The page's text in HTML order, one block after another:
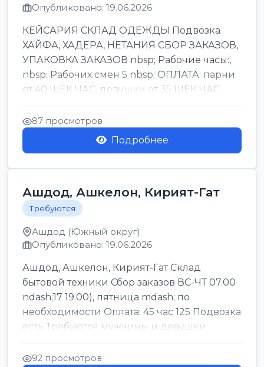
Опубликовано: 19.06.2026
КЕЙСАРИЯ СКЛАД ОДЕЖДЫ Подвозка
ХАЙФА, ХАДЕРА, НЕТАНИЯ СБОР ЗАКАЗОВ,
УПАКОВКА ЗАКАЗОВ nbsp; Рабочие часы:,
nbsp; Рабочих смен 5 nbsp; ОПЛАТА: парни
от 40 ШЕК ЧАС, девушки от 35 ШЕК ЧАС
БОНУСЫ 1500 ШЕК ...
87 просмотров
Подробнее
Ашдод, Ашкелон, Кирият-Гат
Требуются
Ашдод (Южный округ)
Опубликовано: 19.06.2026
Ашдод, Ашкелон, Кирият-Гат Склад
бытовой техники Сбор заказов ВС-ЧТ 07.00
ndash;17 19.00), пятница mdash; по
необходимости Оплата: 45 час 125 Подвозка
есть Требуются мужчины и девушки
Только официальн...
92 просмотров